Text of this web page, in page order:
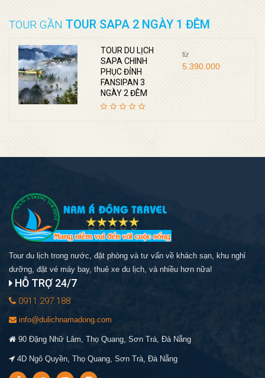
TOUR GẦN TOUR SAPA 2 NGÀY 1 ĐÊM
TOUR DU LỊCH
SAPA CHINH
PHỤC ĐỈNH
FANSIPAN 3
NGÀY 2 ĐÊM
từ
5.390.000
Tour du lịch trong nước, đặt phòng và tư vấn về khách sạn, khu nghỉ
dưỡng, đặt vé máy bay, thuê xe du lịch, và nhiều hơn nữa!
HỖ TRỢ 24/7
0911.297.188
info@dulichnamadong.com
90 Đặng Nhữ Lâm, Thọ Quang, Sơn Trà, Đà Nẵng
4D Ngô Quyền, Thọ Quang, Sơn Trà, Đà Nẵng